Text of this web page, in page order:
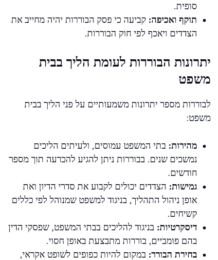
סופית.
תוקף ואכיפה: קביעה כי פסק הבוררות יהיה מחייב את
הצדדים ויאכף לפי חוק הבוררות.
יתרונות הבוררות לעומת הליך בבית
משפט
לבוררות מספר יתרונות משמעותיים על פני הליך בבית
משפט:
מהירות: בתי המשפט עמוסים, ולעיתים הליכים
נמשכים שנים. בבוררות ניתן להגיע להכרעה תוך מספר
חודשים.
גמישות: הצדדים יכולים לקבוע את סדרי הדיון ואת
אופן ניהול התהליך, בניגוד למשפט שמנוהל לפי כללים
קשיחים.
דיסקרטיות: בניגוד להליכים בבתי המשפט, שפסקי הדין
בהם פומביים, בוררות מתבצעת באופן חסוי.
בחירת הבורר: במקום להיות כפופים לשופט אקראי,